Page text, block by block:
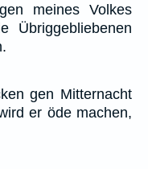
meines Volkes
Übriggebliebenen
gen Mitternacht
er öde machen,